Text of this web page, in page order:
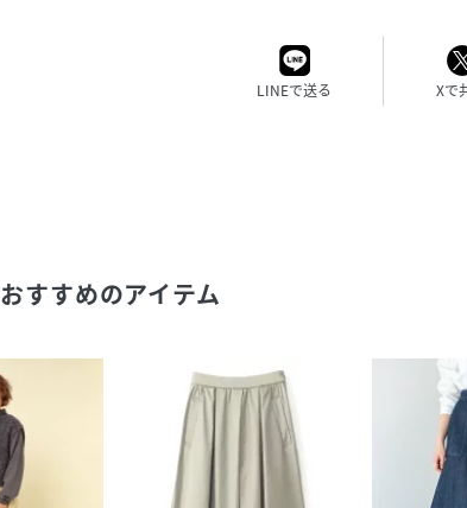
LINEで送る Xで
おすすめのアイテム